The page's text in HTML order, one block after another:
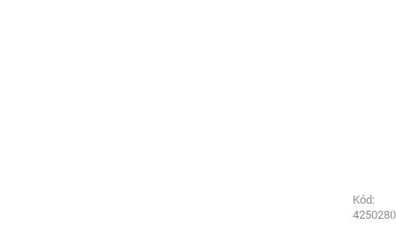
Kód:
Kód: